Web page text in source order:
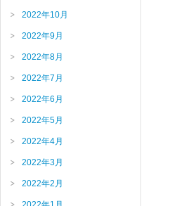
2022年10月
2022年9月
2022年8月
2022年7月
2022年6月
2022年5月
2022年4月
2022年3月
2022年2月